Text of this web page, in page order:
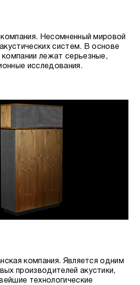
компания. Несомненный мировой
систем. В основе
лежат серьезные,
исследования.
компания. Является одним
производителей акустики,
технологические